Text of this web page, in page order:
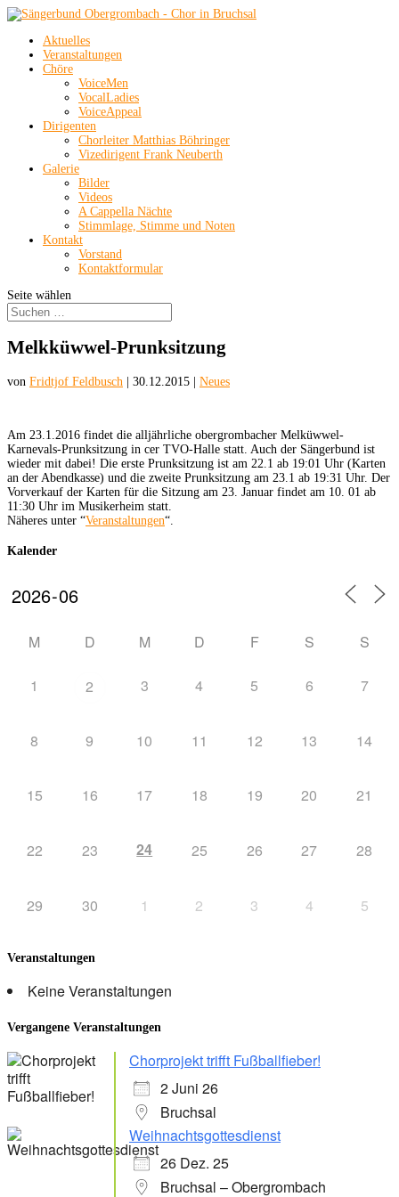
Aktuelles
Veranstaltungen
Chöre
VoiceMen
VocalLadies
VoiceAppeal
Dirigenten
Chorleiter Matthias Böhringer
Vizedirigent Frank Neuberth
Galerie
Bilder
Videos
A Cappella Nächte
Stimmlage, Stimme und Noten
Kontakt
Vorstand
Kontaktformular
Seite wählen
Melkküwwel-Prunksitzung
von Fridtjof Feldbusch 30.12.2015 Neues
Am 23.1.2016 findet die alljährliche obergrombacher Melküwwel-
Karnevals-Prunksitzung in cer TVO-Halle statt. Auch der Sängerbund ist
wieder mit dabei! Die erste Prunksitzung ist am 22.1 ab 19:01 Uhr (Karten
an der Abendkasse) und die zweite Prunksitzung am 23.1 ab 19:31 Uhr. Der
Vorverkauf der Karten für die Sitzung am 23. Januar findet am 10. 01 ab
11:30 Uhr im Musikerheim statt.
Näheres unter “Veranstaltungen“.
Kalender
M D M D F S S
1 2 3 4 5 6 7
8 9 10 11 12 13 14
15 16 17 18 19 20 21
22 23 24 25 26 27 28
29 30 1 2 3 4 5
Veranstaltungen
Keine Veranstaltungen
Vergangene Veranstaltungen
Chorprojekt trifft Fußballfieber!
2 Juni 26
Bruchsal
Weihnachtsgottesdienst
26 Dez. 25
Bruchsal – Obergrombach